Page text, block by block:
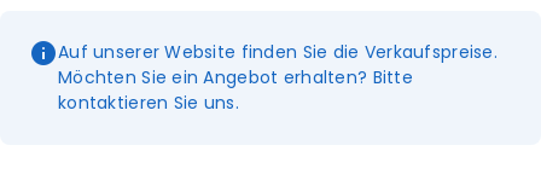
Auf unserer Website finden Sie die Verkaufspreise.
Möchten Sie ein Angebot erhalten? Bitte
kontaktieren Sie uns.